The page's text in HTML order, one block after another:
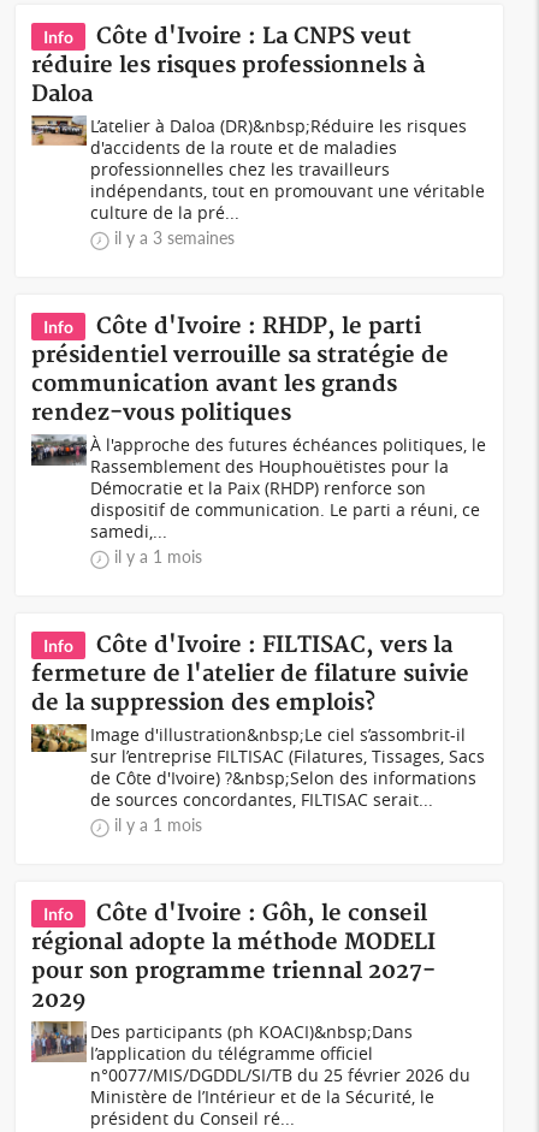
Info
Côte d'Ivoire : La CNPS veut
réduire les risques professionnels à
Daloa
L’atelier à Daloa (DR)&nbsp;Réduire les risques
d'accidents de la route et de maladies
professionnelles chez les travailleurs
indépendants, tout en promouvant une véritable
culture de la pré...
il y a 3 semaines
Info
Côte d'Ivoire : RHDP, le parti
présidentiel verrouille sa stratégie de
communication avant les grands
rendez-vous politiques
À l'approche des futures échéances politiques, le
Rassemblement des Houphouëtistes pour la
Démocratie et la Paix (RHDP) renforce son
dispositif de communication. Le parti a réuni, ce
samedi,...
il y a 1 mois
Info
Côte d'Ivoire : FILTISAC, vers la
fermeture de l'atelier de filature suivie
de la suppression des emplois?
Image d'illustration&nbsp;Le ciel s’assombrit-il
sur l’entreprise FILTISAC (Filatures, Tissages, Sacs
de Côte d'Ivoire) ?&nbsp;Selon des informations
de sources concordantes, FILTISAC serait...
il y a 1 mois
Info
Côte d'Ivoire : Gôh, le conseil
régional adopte la méthode MODELI
pour son programme triennal 2027-
2029
Des participants (ph KOACI)&nbsp;Dans
l’application du télégramme officiel
n°0077/MIS/DGDDL/SI/TB du 25 février 2026 du
Ministère de l’Intérieur et de la Sécurité, le
président du Conseil ré...